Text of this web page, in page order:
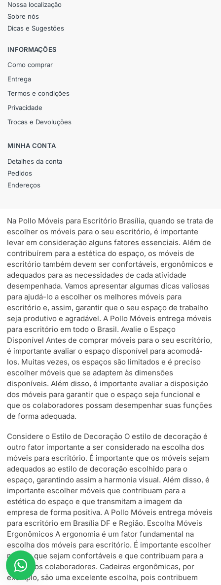
Nossa localização
Sobre nós
Dicas e Sugestões
INFORMAÇÕES
Como comprar
Entrega
Termos e condições
Privacidade
Trocas e Devoluções
MINHA CONTA
Detalhes da conta
Pedidos
Endereços
Na Pollo Móveis para Escritório Brasília, quando se trata de
escolher os móveis para o seu escritório, é importante
levar em consideração alguns fatores essenciais. Além de
contribuírem para a estética do espaço, os móveis de
escritório também devem ser confortáveis, ergonômicos e
adequados para as necessidades de cada atividade
desempenhada. Vamos apresentar algumas dicas valiosas
para ajudá-lo a escolher os melhores móveis para
escritório e, assim, garantir que o seu espaço de trabalho
seja produtivo e agradável. A Pollo Móveis entrega móveis
para escritório em todo o Brasil. Avalie o Espaço
Disponível Antes de comprar móveis para o seu escritório,
é importante avaliar o espaço disponível para acomodá-
los. Muitas vezes, os espaços são limitados e é preciso
escolher móveis que se adaptem às dimensões
disponíveis. Além disso, é importante avaliar a disposição
dos móveis para garantir que o espaço seja funcional e
que os colaboradores possam desempenhar suas funções
de forma adequada.
Considere o Estilo de Decoração O estilo de decoração é
outro fator importante a ser considerado na escolha dos
móveis para escritório. É importante que os móveis sejam
adequados ao estilo de decoração escolhido para o
espaço, garantindo assim a harmonia visual. Além disso, é
importante escolher móveis que contribuam para a
estética do espaço e que transmitam a imagem da
empresa de forma positiva. A Pollo Móveis entrega móveis
para escritório em Brasília DF e Região. Escolha Móveis
Ergonômicos A ergonomia é um fator fundamental na
escolha dos móveis para escritório. É importante escolher
móveis que sejam confortáveis e que contribuam para a
saúde dos colaboradores. Cadeiras ergonômicas, por
exemplo, são uma excelente escolha, pois contribuem